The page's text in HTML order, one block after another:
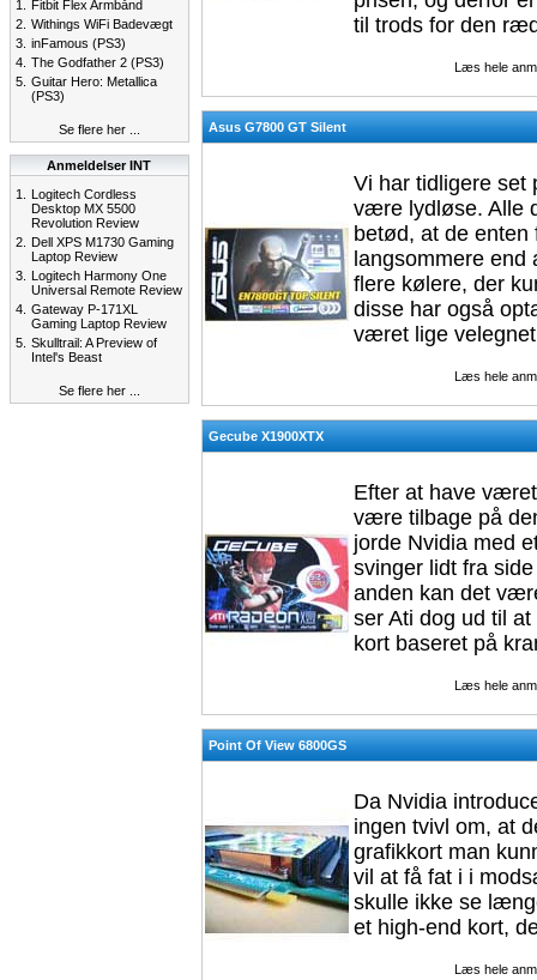
1.
Fitbit Flex Armbånd
2. Withings WiFi Badevægt
3. inFamous (PS3)
4. The Godfather 2 (PS3)
5. Guitar Hero: Metallica
(PS3)
Se flere her ...
Anmeldelser INT
1.
Logitech Cordless
Desktop MX 5500
Revolution Review
2. Dell XPS M1730 Gaming
Laptop Review
3. Logitech Harmony One
Universal Remote Review
4. Gateway P-171XL
Gaming Laptop Review
5. Skulltrail: A Preview of
Intel's Beast
Se flere her ...
til trods for den
Læs hele
Asus G7800 GT Silent
Vi har tidligere set
være lydløse. Alle
betød, at de
langsommere
flere kølere, der
disse har også
været lige
Læs hele
Gecube X1900XTX
Efter at have
være tilbage på
jorde Nvidia med
svinger lidt fra
anden kan det
ser Ati dog ud til
kort baseret på
Læs hele
Point Of View 6800GS
Da Nvidia
ingen tvivl om, at
grafikkort man
vil at få fat i i
skulle ikke se
et high-end kort,
Læs hele